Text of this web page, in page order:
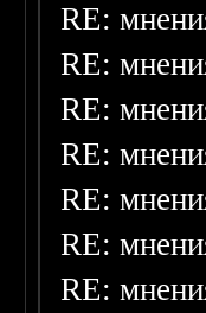
RE:
RE:
RE:
RE:
RE:
RE:
RE: